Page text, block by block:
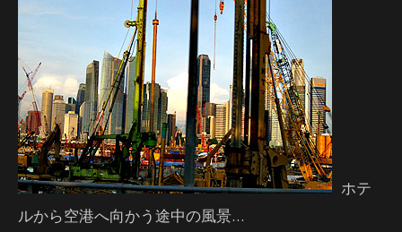
ホテ
ルから空港へ向かう途中の風景…